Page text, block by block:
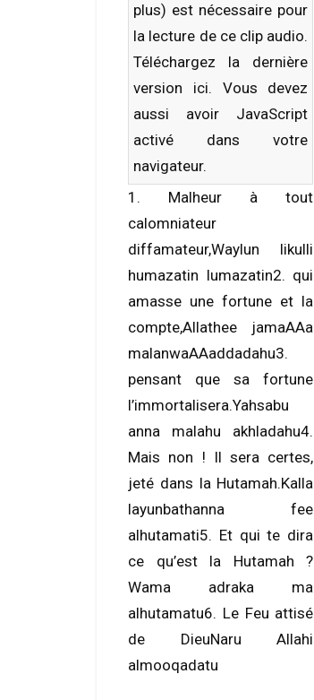
plus) est nécessaire pour
la lecture de ce clip audio.
Téléchargez la dernière
version ici. Vous devez
aussi avoir JavaScript
activé dans votre
navigateur.
1. Malheur à tout
calomniateur
diffamateur,Waylun likulli
humazatin lumazatin2. qui
amasse une fortune et la
compte,Allathee jamaAAa
malanwaAAaddadahu3.
pensant que sa fortune
l’immortalisera.Yahsabu
anna malahu akhladahu4.
Mais non ! Il sera certes,
jeté dans la Hutamah.Kalla
layunbathanna fee
alhutamati5. Et qui te dira
ce qu’est la Hutamah ?
Wama adraka ma
alhutamatu6. Le Feu attisé
de DieuNaru Allahi
almooqadatu